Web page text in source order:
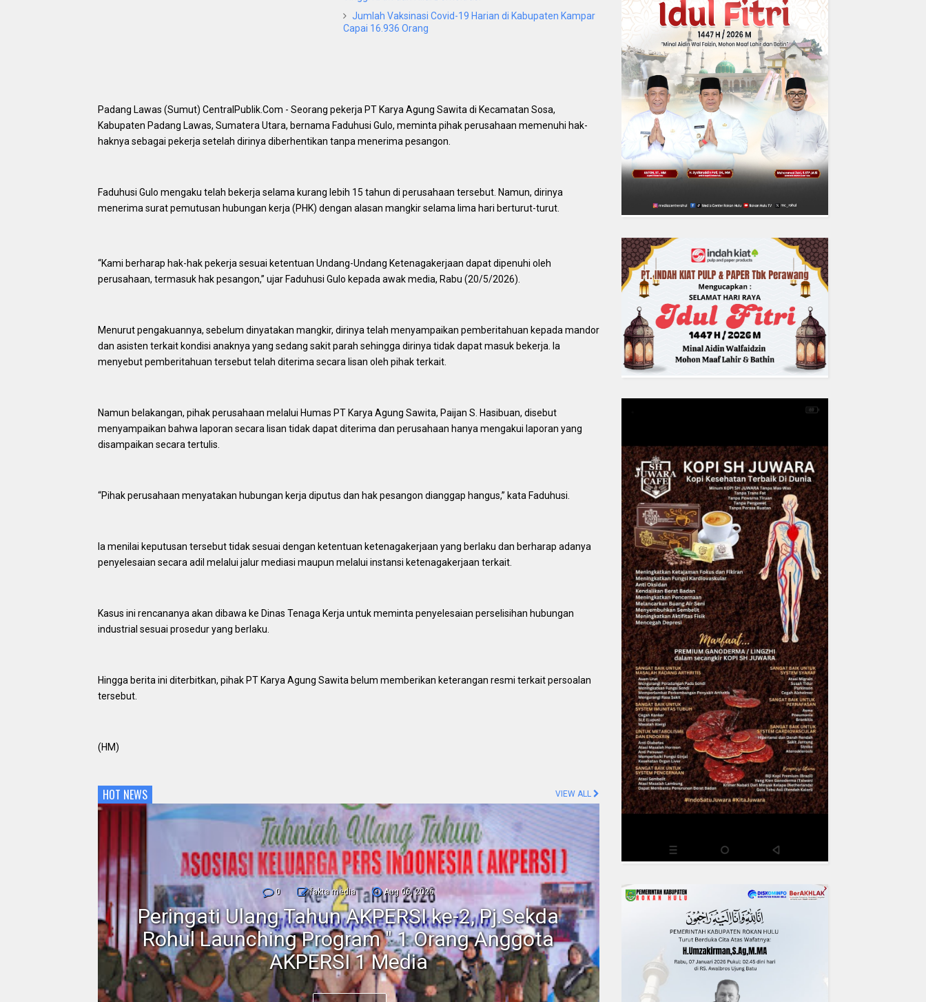
Jumlah Vaksinasi Covid-19 Harian di Kabupaten Kampar
Capai 16.936 Orang
Padang Lawas (Sumut) CentralPublik.Com - Seorang pekerja PT Karya Agung Sawita di Kecamatan Sosa,
Kabupaten Padang Lawas, Sumatera Utara, bernama Faduhusi Gulo, meminta pihak perusahaan memenuhi hak-
haknya sebagai pekerja setelah dirinya diberhentikan tanpa menerima pesangon.
Faduhusi Gulo mengaku telah bekerja selama kurang lebih 15 tahun di perusahaan tersebut. Namun, dirinya
menerima surat pemutusan hubungan kerja (PHK) dengan alasan mangkir selama lima hari berturut-turut.
“Kami berharap hak-hak pekerja sesuai ketentuan Undang-Undang Ketenagakerjaan dapat dipenuhi oleh
perusahaan, termasuk hak pesangon,” ujar Faduhusi Gulo kepada awak media, Rabu (20/5/2026).
Menurut pengakuannya, sebelum dinyatakan mangkir, dirinya telah menyampaikan pemberitahuan kepada mandor
dan asisten terkait kondisi anaknya yang sedang sakit parah sehingga dirinya tidak dapat masuk bekerja. Ia
menyebut pemberitahuan tersebut telah diterima secara lisan oleh pihak terkait.
Namun belakangan, pihak perusahaan melalui Humas PT Karya Agung Sawita, Paijan S. Hasibuan, disebut
menyampaikan bahwa laporan secara lisan tidak dapat diterima dan perusahaan hanya mengakui laporan yang
disampaikan secara tertulis.
“Pihak perusahaan menyatakan hubungan kerja diputus dan hak pesangon dianggap hangus,” kata Faduhusi.
Ia menilai keputusan tersebut tidak sesuai dengan ketentuan ketenagakerjaan yang berlaku dan berharap adanya
penyelesaian secara adil melalui jalur mediasi maupun melalui instansi ketenagakerjaan terkait.
Kasus ini rencananya akan dibawa ke Dinas Tenaga Kerja untuk meminta penyelesaian perselisihan hubungan
industrial sesuai prosedur yang berlaku.
Hingga berita ini diterbitkan, pihak PT Karya Agung Sawita belum memberikan keterangan resmi terkait persoalan
tersebut.
(HM)
HOT NEWS VIEW ALL
0 fakta media Aug 06, 2026
Peringati Ulang Tahun AKPERSI ke-2, Pj.Sekda
Rohul Launching Program " 1 Orang Anggota
AKPERSI 1 Media
0 fakta media
Polres Inhil bersama Pemkab
Riau Perkuat Sinergi Tangani
Liar di